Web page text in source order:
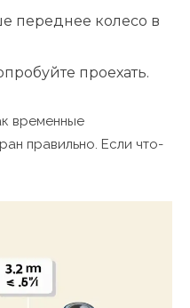
переднее колесо в
проехать.
временные
правильно. Если что-